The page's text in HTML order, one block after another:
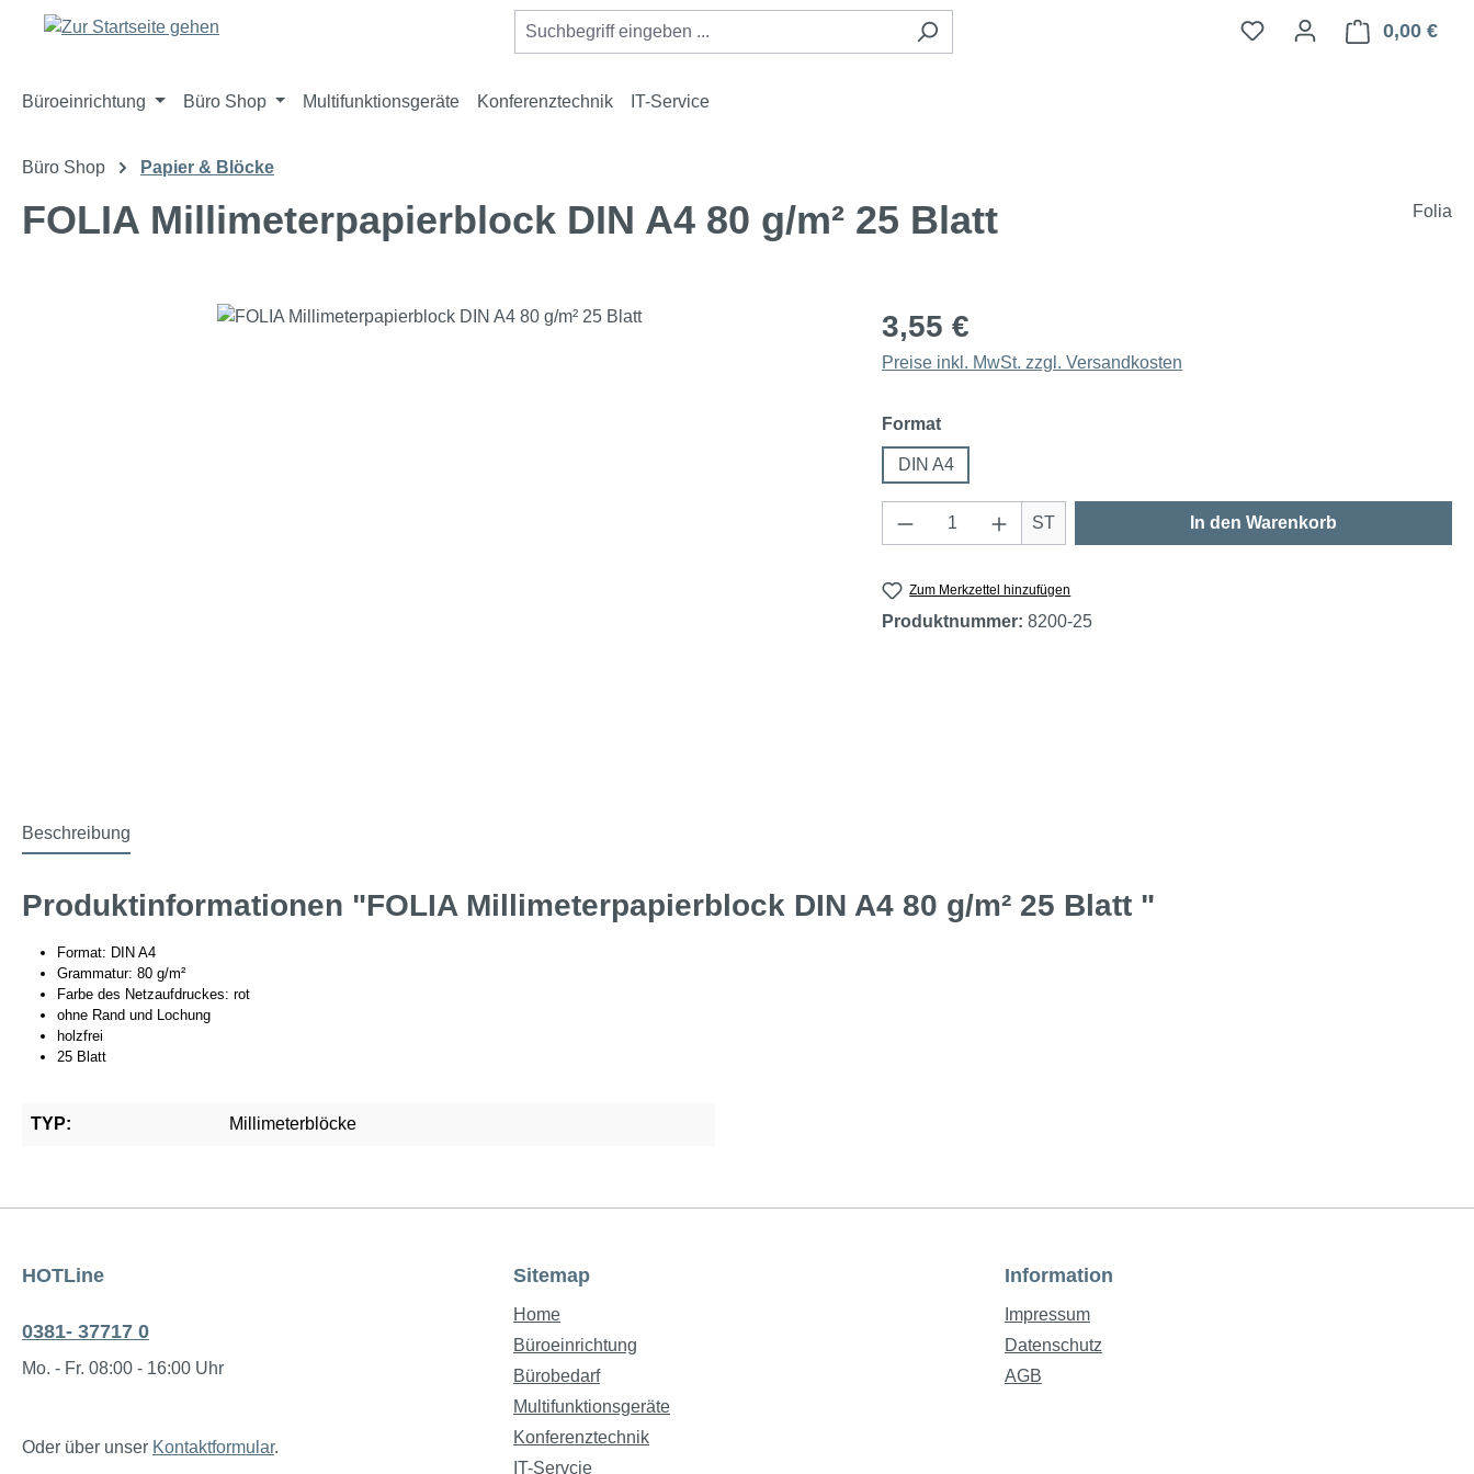
Hauptinhalt springen
Zur Suche springen
Zur Hauptnavigation springen 0,00 €
Büroeinrichtung Büro Shop Multifunktionsgeräte Konferenztechnik IT-Service
Büro Shop Papier & Blöcke
FOLIA Millimeterpapierblock DIN A4 80 g/m² 25 Blatt Folia
Bildergalerie überspringen 3,55 €
Preise inkl. MwSt. zzgl. Versandkosten
Formatauswählen
DIN A4
Produkt Anzahl: Gib den gewünschten Wert ein
ST In den Warenkorb
Zum Merkzettel hinzufügen
Produktnummer: 8200-25
Beschreibung
Produktinformationen "FOLIA Millimeterpapierblock DIN A4 80 g/m² 25 Blatt "
Format: DIN A4
Grammatur: 80 g/m²
Farbe des Netzaufdruckes: rot
ohne Rand und Lochung
holzfrei
25 Blatt
TYP: Millimeterblöcke
HOTLine
0381- 37717 0
Mo. - Fr. 08:00 - 16:00 Uhr
Oder über unser Kontaktformular.
Sitemap
Home
Büroeinrichtung
Bürobedarf
Multifunktionsgeräte
Konferenztechnik
IT-Servcie
Information
Impressum
Datenschutz
AGB